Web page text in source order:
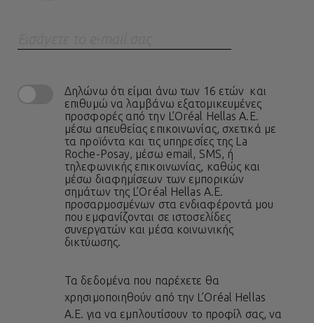
Δηλώνω ότι είμαι άνω των 16 ετών και
επιθυμώ να λαμβάνω εξατομικευμένες
προσφορές από την L’Oréal Hellas A.E.
μέσω απευθείας επικοινωνίας, σχετικά με
τα προϊόντα και τις υπηρεσίες της La
Roche-Posay, μέσω email, SMS, ή
τηλεφωνικής επικοινωνίας, καθώς και
μέσω διαφημίσεων των εμπορικών
σημάτων της L’Oréal Hellas A.E.
προσαρμοσμένων στα ενδιαφέροντά μου
που εμφανίζονται σε ιστοσελίδες
συνεργατών και μέσα κοινωνικής
δικτύωσης.
Τα δεδομένα που παρέχετε θα
χρησιμοποιηθούν από την L’Oréal Hellas
A.E. για να εμπλουτίσουν το προφίλ σας, να